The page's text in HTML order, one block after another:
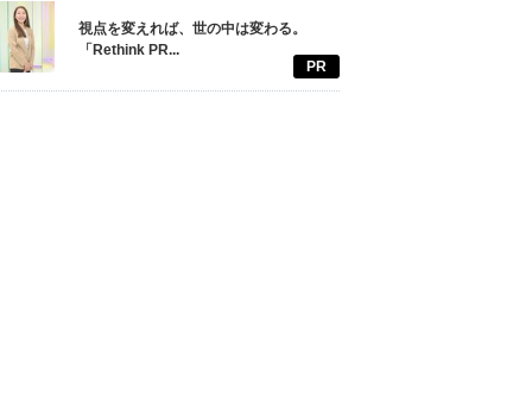
視点を変えれば、世の中は変わる。
「Rethink PR...
PR